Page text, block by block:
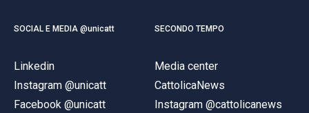
SOCIAL E MEDIA @unicatt
Linkedin
Instagram @unicatt
Facebook @unicatt
SECONDO TEMPO
Media center
CattolicaNews
Instagram @cattolicanews